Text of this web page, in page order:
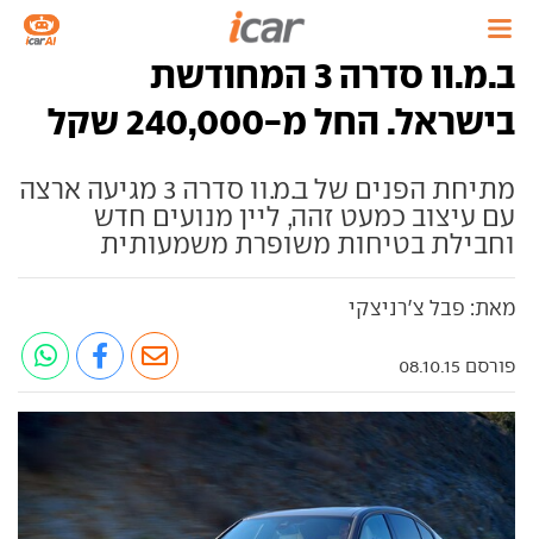
ב.מ.וו סדרה 3 המחודשת
בישראל. החל מ-240,000 שקל
מתיחת הפנים של ב.מ.וו סדרה 3 מגיעה ארצה
עם עיצוב כמעט זהה, ליין מנועים חדש
וחבילת בטיחות משופרת משמעותית
מאת: פבל צ'רניצקי
פורסם 08.10.15